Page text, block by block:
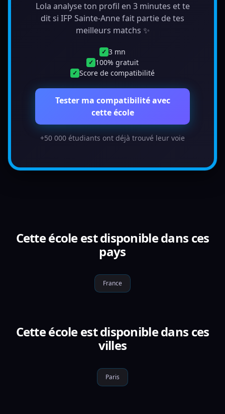
Lola analyse ton profil en 3 minutes et te
dit si IFP Sainte-Anne fait partie de tes
meilleurs matchs ✨
✓ 3 mn
✓ 100% gratuit
✓ Score de compatibilité
Tester ma compatibilité avec
cette école
+50 000 étudiants ont déjà trouvé leur voie
Cette école est disponible dans ces
pays
France
Cette école est disponible dans ces
villes
Paris